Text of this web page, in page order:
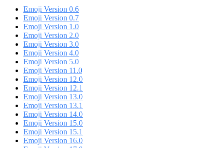
Emoji Version 0.6
Emoji Version 0.7
Emoji Version 1.0
Emoji Version 2.0
Emoji Version 3.0
Emoji Version 4.0
Emoji Version 5.0
Emoji Version 11.0
Emoji Version 12.0
Emoji Version 12.1
Emoji Version 13.0
Emoji Version 13.1
Emoji Version 14.0
Emoji Version 15.0
Emoji Version 15.1
Emoji Version 16.0